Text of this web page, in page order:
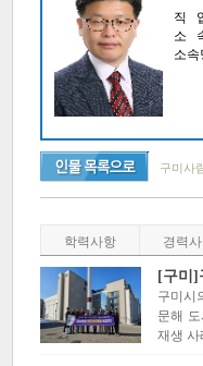
직
소
소속
구미사
학력사항 경력
[구미]
구미시
문해
재생 사